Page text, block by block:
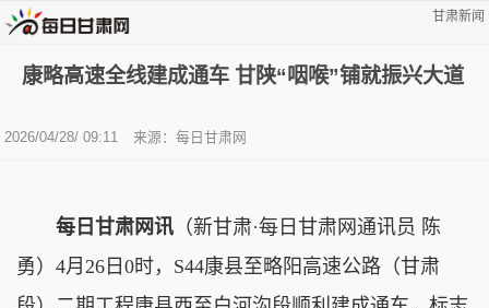
甘肃新闻
康略高速全线建成通车 甘陕“咽喉”铺就振兴大道
2026/04/28/ 09:11 来源：每日甘肃网
每日甘肃网讯 （新甘肃·每日甘肃网通讯员 陈
勇） 4月26日0时，S44康县至略阳高速公路（甘肃